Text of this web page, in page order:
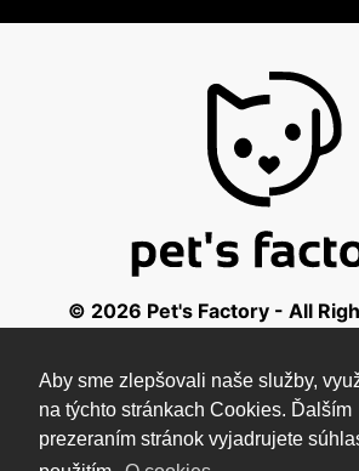
Aby sme zlepšovali naše služby,
na týchto stránkach Cookies. Ďalším
prezeraním stránok vyjadrujete
© 2026 Pet's Factory - All
Táto stránka a všetky jej
autorským zákonom a nesmú
rozmnožované ani inak šírené
súhlasu autora.